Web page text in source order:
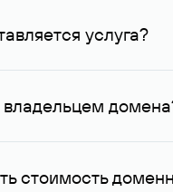
услуга?
в
владельцем
его
стоимость